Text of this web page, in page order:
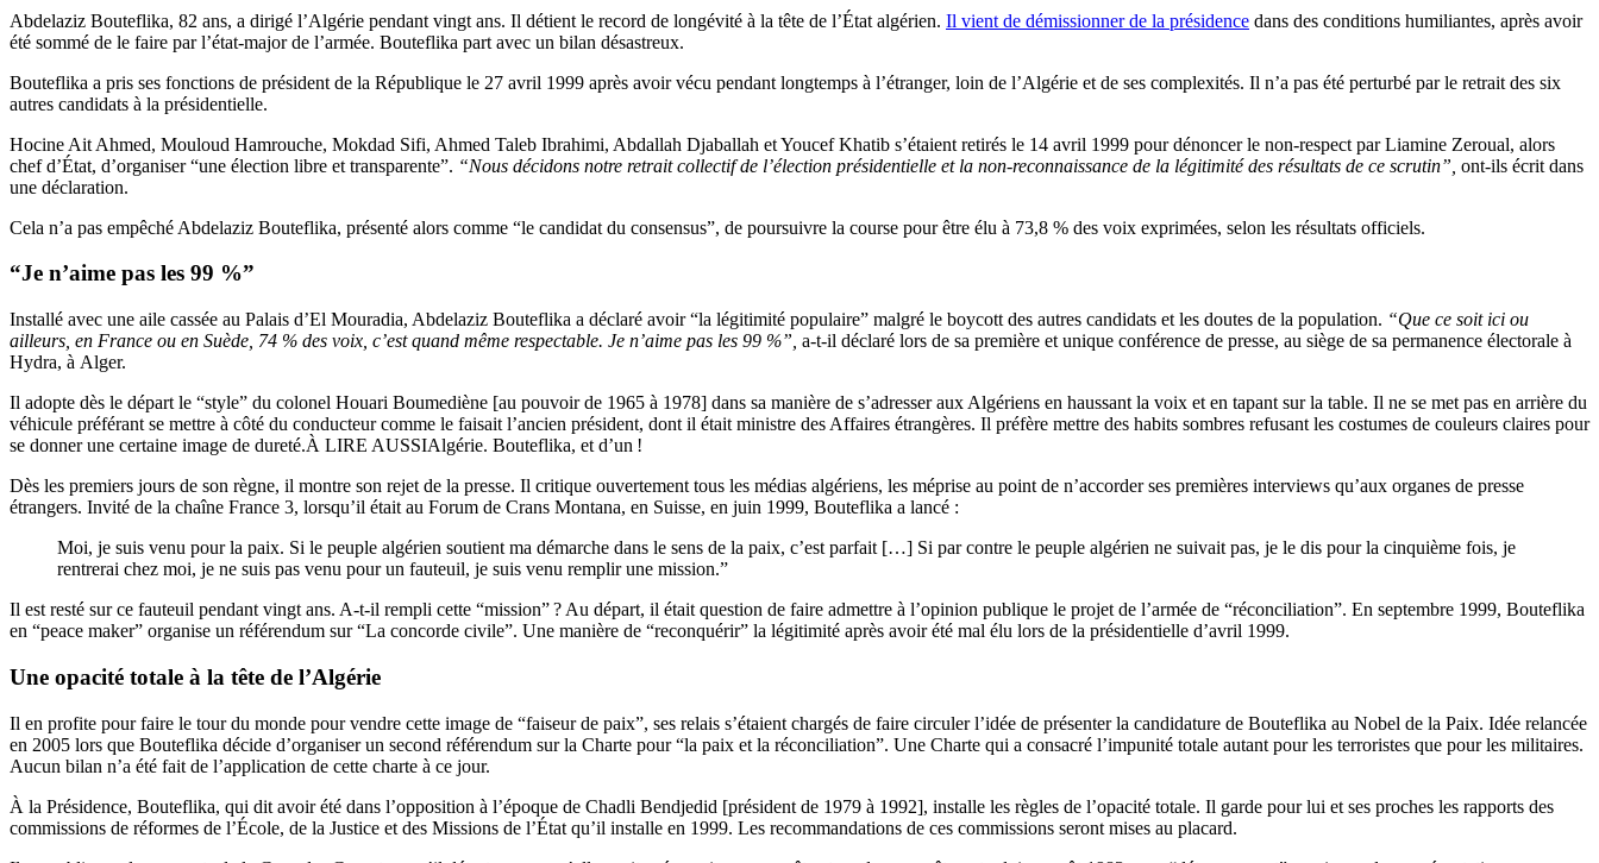
Abdelaziz Bouteflika, 82 ans, a dirigé l’Algérie pendant vingt ans. Il détient le record de longévité à la tête de l’État algérien. Il vient de démissionner de la présidence dans des conditions humiliantes, après avoir
été sommé de le faire par l’état-major de l’armée. Bouteflika part avec un bilan désastreux.
Bouteflika a pris ses fonctions de président de la République le 27 avril 1999 après avoir vécu pendant longtemps à l’étranger, loin de l’Algérie et de ses complexités. Il n’a pas été perturbé par le retrait des six
autres candidats à la présidentielle.
Hocine Ait Ahmed, Mouloud Hamrouche, Mokdad Sifi, Ahmed Taleb Ibrahimi, Abdallah Djaballah et Youcef Khatib s’étaient retirés le 14 avril 1999 pour dénoncer le non-respect par Liamine Zeroual, alors
chef d’État, d’organiser “une élection libre et transparente”. “Nous décidons notre retrait collectif de l’élection présidentielle et la non-reconnaissance de la légitimité des résultats de ce scrutin”, ont-ils écrit dans
une déclaration.
Cela n’a pas empêché Abdelaziz Bouteflika, présenté alors comme “le candidat du consensus”, de poursuivre la course pour être élu à 73,8 % des voix exprimées, selon les résultats officiels.
“Je n’aime pas les 99 %”
Installé avec une aile cassée au Palais d’El Mouradia, Abdelaziz Bouteflika a déclaré avoir “la légitimité populaire” malgré le boycott des autres candidats et les doutes de la population. “Que ce soit ici ou
ailleurs, en France ou en Suède, 74 % des voix, c’est quand même respectable. Je n’aime pas les 99 %”, a-t-il déclaré lors de sa première et unique conférence de presse, au siège de sa permanence électorale à
Hydra, à Alger.
Il adopte dès le départ le “style” du colonel Houari Boumediène [au pouvoir de 1965 à 1978] dans sa manière de s’adresser aux Algériens en haussant la voix et en tapant sur la table. Il ne se met pas en arrière du
véhicule préférant se mettre à côté du conducteur comme le faisait l’ancien président, dont il était ministre des Affaires étrangères. Il préfère mettre des habits sombres refusant les costumes de couleurs claires pour
se donner une certaine image de dureté.À LIRE AUSSIAlgérie. Bouteflika, et d’un !
Dès les premiers jours de son règne, il montre son rejet de la presse. Il critique ouvertement tous les médias algériens, les méprise au point de n’accorder ses premières interviews qu’aux organes de presse
étrangers. Invité de la chaîne France 3, lorsqu’il était au Forum de Crans Montana, en Suisse, en juin 1999, Bouteflika a lancé :
Moi, je suis venu pour la paix. Si le peuple algérien soutient ma démarche dans le sens de la paix, c’est parfait […] Si par contre le peuple algérien ne suivait pas, je le dis pour la cinquième fois, je
rentrerai chez moi, je ne suis pas venu pour un fauteuil, je suis venu remplir une mission.”
Il est resté sur ce fauteuil pendant vingt ans. A-t-il rempli cette “mission” ? Au départ, il était question de faire admettre à l’opinion publique le projet de l’armée de “réconciliation”. En septembre 1999, Bouteflika
en “peace maker” organise un référendum sur “La concorde civile”. Une manière de “reconquérir” la légitimité après avoir été mal élu lors de la présidentielle d’avril 1999.
Une opacité totale à la tête de l’Algérie
Il en profite pour faire le tour du monde pour vendre cette image de “faiseur de paix”, ses relais s’étaient chargés de faire circuler l’idée de présenter la candidature de Bouteflika au Nobel de la Paix. Idée relancée
en 2005 lors que Bouteflika décide d’organiser un second référendum sur la Charte pour “la paix et la réconciliation”. Une Charte qui a consacré l’impunité totale autant pour les terroristes que pour les militaires.
Aucun bilan n’a été fait de l’application de cette charte à ce jour.
À la Présidence, Bouteflika, qui dit avoir été dans l’opposition à l’époque de Chadli Bendjedid [président de 1979 à 1992], installe les règles de l’opacité totale. Il garde pour lui et ses proches les rapports des
commissions de réformes de l’École, de la Justice et des Missions de l’État qu’il installe en 1999. Les recommandations de ces commissions seront mises au placard.